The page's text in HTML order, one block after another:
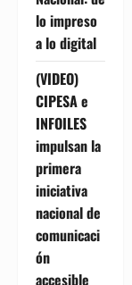
lo impreso
a lo digital
(VIDEO)
CIPESA e
INFOILES
impulsan la
primera
iniciativa
nacional de
comunicaci
ón
accesible